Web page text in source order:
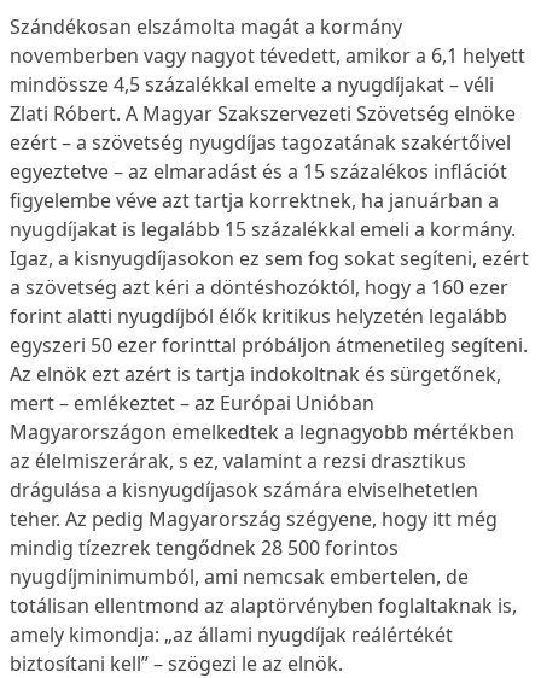
Szándékosan elszámolta magát a kormány
novemberben vagy nagyot tévedett, amikor a 6,1 helyett
mindössze 4,5 százalékkal emelte a nyugdíjakat – véli
Zlati Róbert. A Magyar Szakszervezeti Szövetség elnöke
ezért – a szövetség nyugdíjas tagozatának szakértőivel
egyeztetve – az elmaradást és a 15 százalékos inflációt
figyelembe véve azt tartja korrektnek, ha januárban a
nyugdíjakat is legalább 15 százalékkal emeli a kormány.
Igaz, a kisnyugdíjasokon ez sem fog sokat segíteni, ezért
a szövetség azt kéri a döntéshozóktól, hogy a 160 ezer
forint alatti nyugdíjból élők kritikus helyzetén legalább
egyszeri 50 ezer forinttal próbáljon átmenetileg segíteni.
Az elnök ezt azért is tartja indokoltnak és sürgetőnek,
mert – emlékeztet – az Európai Unióban
Magyarországon emelkedtek a legnagyobb mértékben
az élelmiszerárak, s ez, valamint a rezsi drasztikus
drágulása a kisnyugdíjasok számára elviselhetetlen
teher. Az pedig Magyarország szégyene, hogy itt még
mindig tízezrek tengődnek 28 500 forintos
nyugdíjminimumból, ami nemcsak embertelen, de
totálisan ellentmond az alaptörvényben foglaltaknak is,
amely kimondja: „az állami nyugdíjak reálértékét
biztosítani kell” – szögezi le az elnök.